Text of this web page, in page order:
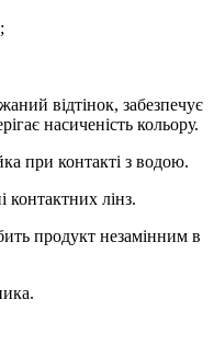
відтінок, забезпечує
насиченість кольору.
при контакті з водою.
контактних лінз.
продукт незамінним в